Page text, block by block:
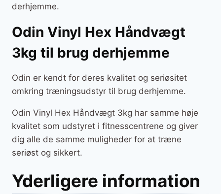
derhjemme.
Odin Vinyl Hex Håndvægt
3kg til brug derhjemme
Odin er kendt for deres kvalitet og seriøsitet
omkring træningsudstyr til brug derhjemme.
Odin Vinyl Hex Håndvægt 3kg har samme høje
kvalitet som udstyret i fitnesscentrene og giver
dig alle de samme muligheder for at træne
seriøst og sikkert.
Yderligere information